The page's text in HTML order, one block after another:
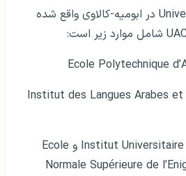
Université d’Abomey-Calavi در ابومیه-کالاوی واقع شده
Ecole Polytechnique
Institut des Langues Arabes
Institut Universitaire de Technologie (IUT) و Ecole
Normale Supérieure de